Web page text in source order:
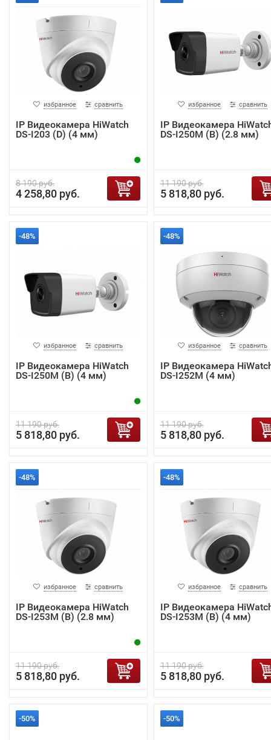
избранное сравнить
IP Видеокамера HiWatch
DS-I203 (D) (4 мм)
8 190 руб.
4 258,80 руб.
избранное сравнить
IP Видеокамера
DS-I250M (B) (2.8 мм)
11 190 руб.
5 818,80 руб.
-48%
избранное сравнить
IP Видеокамера HiWatch
DS-I250M (B) (4 мм)
11 190 руб.
5 818,80 руб.
-48%
избранное сравнить
IP Видеокамера
DS-I252M (4 мм)
11 190 руб.
5 818,80 руб.
-48%
избранное сравнить
IP Видеокамера HiWatch
DS-I253M (B) (2.8 мм)
11 190 руб.
5 818,80 руб.
-48%
избранное сравнить
IP Видеокамера
DS-I253M (B) (4 мм)
11 190 руб.
5 818,80 руб.
-50% -50%